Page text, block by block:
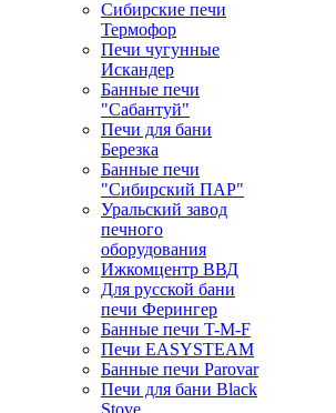
Сибирские печи
Термофор
Печи чугунные
Искандер
Банные печи
"Сабантуй"
Печи для бани
Березка
Банные печи
"Сибирский ПАР"
Уральский завод
печного
оборудования
Ижкомцентр ВВД
Для русской бани
печи Ферингер
Банные печи T-M-F
Печи EASYSTEAM
Банные печи Parovar
Печи для бани Black
Stove